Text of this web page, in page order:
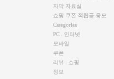
자막 자료실
쇼핑 쿠폰 적립금 응모
Categories
PC . 인터넷
모바일
쿠폰
리뷰 . 쇼핑
정보